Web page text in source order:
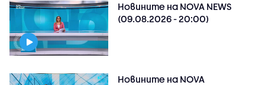
Новините на NOVA NEWS
(09.08.2026 - 20:00)
Новините на NOVA